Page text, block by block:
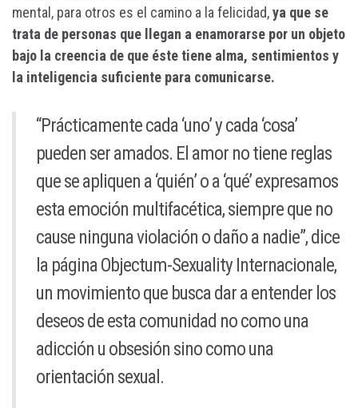
mental, para otros es el camino a la felicidad,ya que se
trata de personas que llegan a enamorarse por un objeto
bajo la creencia de que éste tiene alma, sentimientos y
la inteligencia suficiente para comunicarse.
“Prácticamente cada ‘uno’ y cada ‘cosa’
pueden ser amados. El amor no tiene reglas
que se apliquen a ‘quién’ o a ‘qué’ expresamos
esta emoción multifacética, siempre que no
cause ninguna violación o daño a nadie”, dice
la página Objectum-Sexuality Internacionale,
un movimiento que busca dar a entender los
deseos de esta comunidad no como una
adicción u obsesión sino como una
orientación sexual.